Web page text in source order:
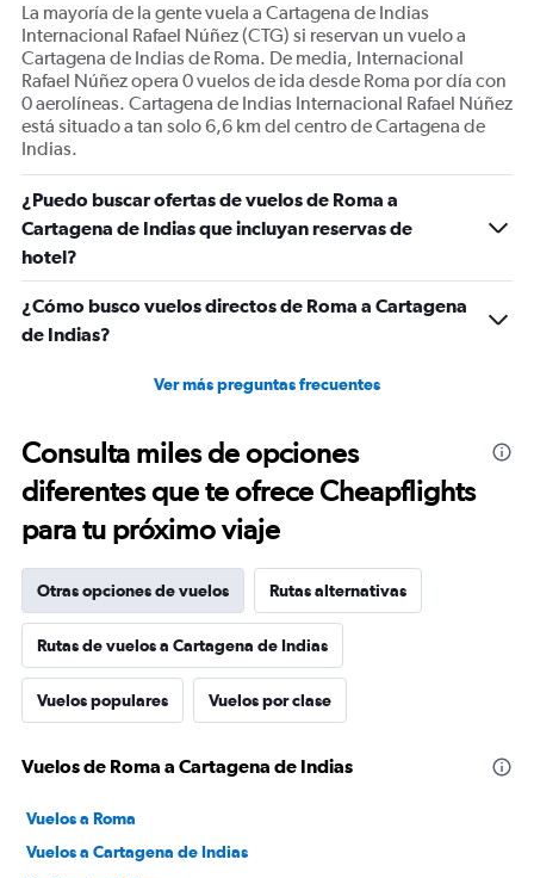
La mayoría de la gente vuela a Cartagena de Indias
Internacional Rafael Núñez (CTG) si reservan un vuelo a
Cartagena de Indias de Roma. De media, Internacional
Rafael Núñez opera 0 vuelos de ida desde Roma por día con
0 aerolíneas. Cartagena de Indias Internacional Rafael Núñez
está situado a tan solo 6,6 km del centro de Cartagena de
Indias.
¿Puedo buscar ofertas de vuelos de Roma a
Cartagena de Indias que incluyan reservas de
hotel?
¿Cómo busco vuelos directos de Roma a Cartagena
de Indias?
Ver más preguntas frecuentes
Consulta miles de opciones
diferentes que te ofrece Cheapflights
para tu próximo viaje
Otras opciones de vuelos Rutas alternativas
Rutas de vuelos a Cartagena de Indias
Vuelos populares Vuelos por clase
Vuelos de Roma a Cartagena de Indias
Vuelos a Roma
Vuelos a Cartagena de Indias